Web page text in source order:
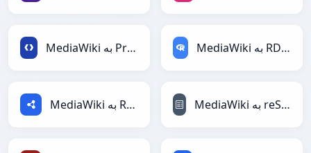
MediaWiki به Protobuf MediaWiki به RDataFrame
MediaWiki به RDF MediaWiki به reStructuredText